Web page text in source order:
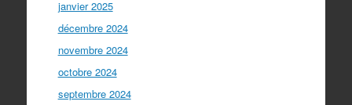
janvier 2025
décembre 2024
novembre 2024
octobre 2024
septembre 2024